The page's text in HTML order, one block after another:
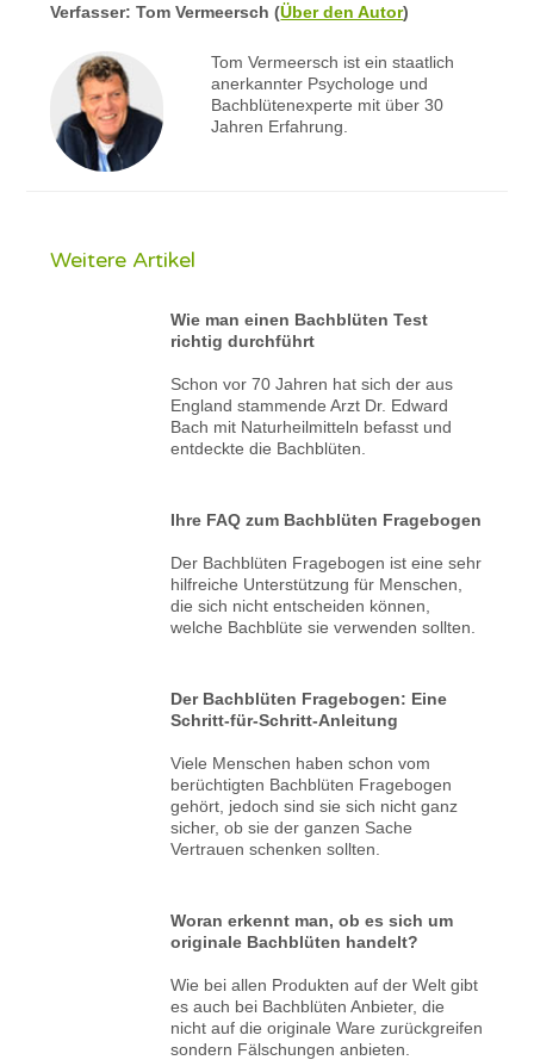
Verfasser:Tom Vermeersch (Über den Autor)
Tom Vermeersch ist ein staatlich
anerkannter Psychologe und
Bachblütenexperte mit über 30
Jahren Erfahrung.
Weitere Artikel
Wie man einen Bachblüten Test
richtig durchführt
Schon vor 70 Jahren hat sich der aus
England stammende Arzt Dr. Edward
Bach mit Naturheilmitteln befasst und
entdeckte die Bachblüten.
Ihre FAQ zum Bachblüten Fragebogen
Der Bachblüten Fragebogen ist eine sehr
hilfreiche Unterstützung für Menschen,
die sich nicht entscheiden können,
welche Bachblüte sie verwenden sollten.
Der Bachblüten Fragebogen: Eine
Schritt-für-Schritt-Anleitung
Viele Menschen haben schon vom
berüchtigten Bachblüten Fragebogen
gehört, jedoch sind sie sich nicht ganz
sicher, ob sie der ganzen Sache
Vertrauen schenken sollten.
Woran erkennt man, ob es sich um
originale Bachblüten handelt?
Wie bei allen Produkten auf der Welt gibt
es auch bei Bachblüten Anbieter, die
nicht auf die originale Ware zurückgreifen
sondern Fälschungen anbieten.